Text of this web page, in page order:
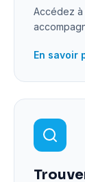
Accédez
En savoir